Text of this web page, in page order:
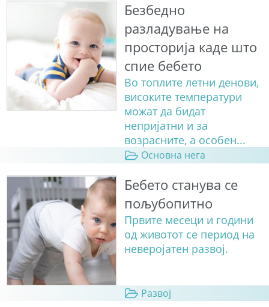
Безбедно
разладување на
просторија каде што
спие бебето
Во топлите летни денови,
високите температури
можат да бидат
непријатни и за
возрасните, а особен...
Основна нега
Бебето станува сe
пољубопитно
Првите месеци и години
од животот се период на
неверојатен развој.
Развој